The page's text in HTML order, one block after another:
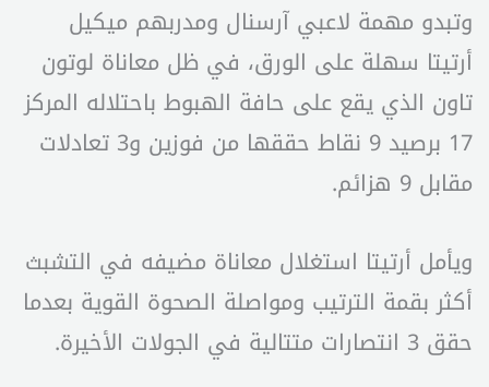
وتبدو مهمة لاعبي آرسنال ومدربهم ميكيل
أرتيتا سهلة على الورق، في ظل معاناة لوتون
تاون الذي يقع على حافة الهبوط باحتلاله المركز
17 برصيد 9 نقاط حققها من فوزين و3 تعادلات
مقابل 9 هزائم.
ويأمل أرتيتا استغلال معاناة مضيفه في التشبث
أكثر بقمة الترتيب ومواصلة الصحوة القوية بعدما
حقق 3 انتصارات متتالية في الجولات الأخيرة.